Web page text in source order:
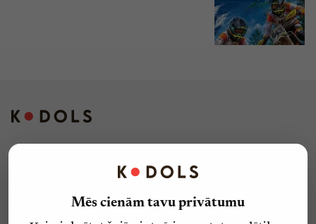
Mēs cienām tavu privātumu